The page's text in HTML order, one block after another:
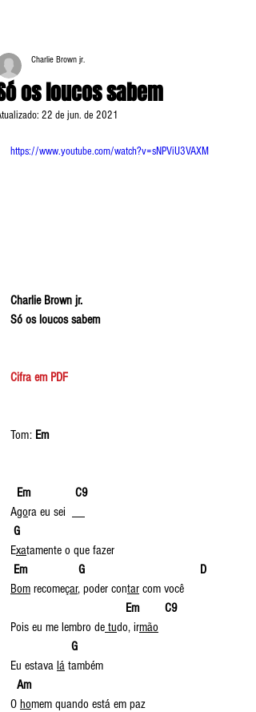
os loucos sabem
Charlie Brown jr.
22 de jun. de 2021
https://www.youtube.com/watch?v=sNPViU3VAXM
Charlie Brown jr.
Só os loucos sabem
Cifra em PDF
Tom: Em
  Em              C9
Agora eu sei  __
G
Exatamente o que fazer
Em                G                                    D
Bom recomeçar, poder contar com você
    Em        C9
Pois eu me lembro de tudo, irmão
                  G
Eu estava lá também
Am
O homem quando está em paz